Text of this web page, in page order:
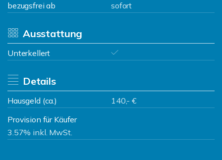
bezugsfrei ab
sofort
Ausstattung
Unterkellert
Details
Hausgeld (ca.)
140,- €
Provision für Käufer
3.57% inkl. MwSt.